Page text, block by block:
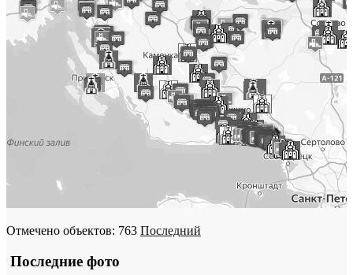
Отмечено объектов: 763 Последний
Последние фото